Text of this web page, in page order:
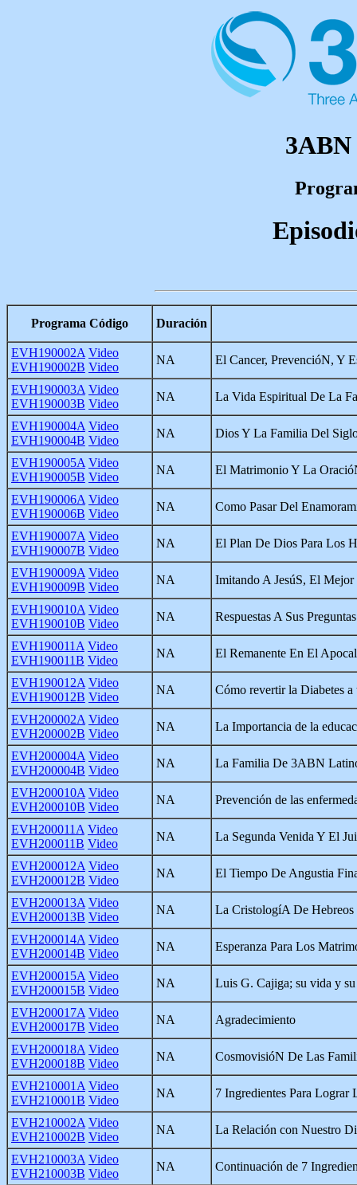
Programa Código Duración
EVH190002A Video
EVH190002B Video
NA El Cancer, PrevencióN, Y
EVH190003A Video
EVH190003B Video
NA La Vida Espiritual De La
EVH190004A Video
EVH190004B Video
NA Dios Y La Familia Del
EVH190005A Video
EVH190005B Video
NA El Matrimonio Y La
EVH190006A Video
EVH190006B Video
NA Como Pasar Del
EVH190007A Video
EVH190007B Video
NA El Plan De Dios Para Los
EVH190009A Video
EVH190009B Video
NA Imitando A JesúS, El
EVH190010A Video
EVH190010B Video
NA Respuestas A Sus
EVH190011A Video
EVH190011B Video
NA El Remanente En El
EVH190012A Video
EVH190012B Video
NA Cómo revertir la Diabetes
EVH200002A Video
EVH200002B Video
NA La Importancia de la
EVH200004A Video
EVH200004B Video
NA La Familia De 3ABN
EVH200010A Video
EVH200010B Video
NA Prevención de las
EVH200011A Video
EVH200011B Video
NA La Segunda Venida Y El
EVH200012A Video
EVH200012B Video
NA El Tiempo De Angustia
EVH200013A Video
EVH200013B Video
NA La CristologíA De Hebreos
EVH200014A Video
EVH200014B Video
NA Esperanza Para Los
EVH200015A Video
EVH200015B Video
NA Luis G. Cajiga; su vida y
EVH200017A Video
EVH200017B Video
NA Agradecimiento
EVH200018A Video
EVH200018B Video
NA CosmovisióN De Las
EVH210001A Video
EVH210001B Video
NA 7 Ingredientes Para Lograr
EVH210002A Video
EVH210002B Video
NA La Relación con Nuestro
EVH210003A Video
EVH210003B Video
NA Continuación de 7